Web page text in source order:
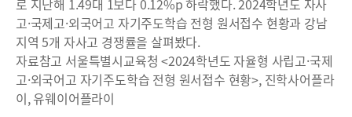
로 지난해 1.49대 1보다 0.12%p 하락했다. 2024학년도 자사
고·국제고·외국어고 자기주도학습 전형 원서접수 현황과 강남
지역 5개 자사고 경쟁률을 살펴봤다.
자료참고 서울특별시교육청 <2024학년도 자율형 사립고·국제
고·외국어고 자기주도학습 전형 원서접수 현황>, 진학사어플라
이, 유웨이어플라이